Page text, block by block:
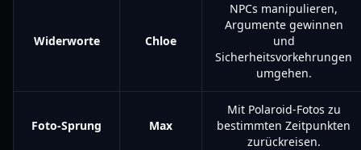
Widerworte Chloe
NPCs manipulieren,
Argumente gewinnen
und
Sicherheitsvorkehrungen
umgehen.
Foto-Sprung Max
Mit Polaroid-Fotos zu
bestimmten Zeitpunkten
zurückreisen.